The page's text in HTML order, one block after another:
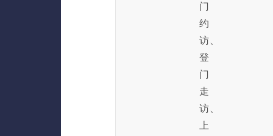
门
约
访、
登
门
走
访、
上